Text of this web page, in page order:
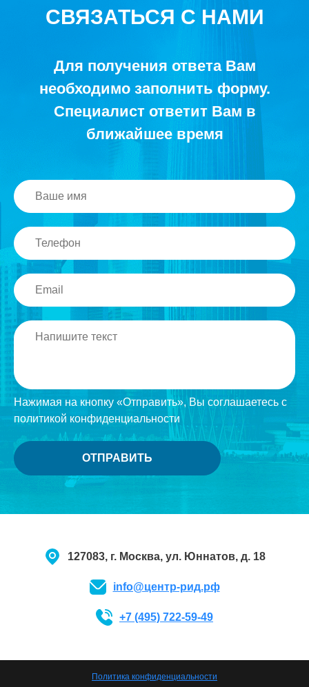
СВЯЗАТЬСЯ С НАМИ
Для получения ответа Вам
необходимо заполнить форму.
Специалист ответит Вам в
ближайшее время
Нажимая на кнопку «Отправить», Вы соглашаетесь с
политикой конфиденциальности
127083, г. Москва, ул. Юннатов, д. 18
info@центр-рид.рф
+7 (495) 722-59-49
Политика конфиденциальности